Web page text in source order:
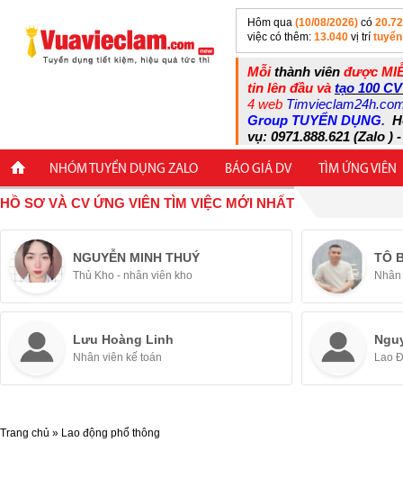
Hôm qua (10/08/2026) có
việc có thêm: 13.040 vị trí
Mỗithành viên được
tin lên đầu và tạo 100
4 web
Group TUYỂN DỤNG.
vụ: 0971.888.621 (Zalo )
NHÓM TUYỂN DỤNG ZALO BÁO GIÁ DV TÌM ỨNG VIÊN
HỒ SƠ VÀ CV ỨNG VIÊN TÌM VIỆC MỚI NHẤT
NGUYỄN MINH THUÝ
Thủ Kho - nhân viên kho
TÔ
Lưu Hoàng Linh
Nhân viên kế toán Lao
Trang chủ » Lao động phổ thông